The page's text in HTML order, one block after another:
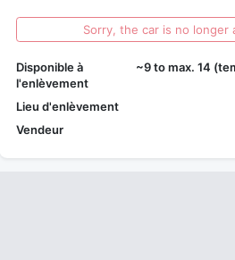
Sorry, the car is no longer
Disponible à
l'enlèvement
~9 to max. 14
Lieu d'enlèvement
Vendeur